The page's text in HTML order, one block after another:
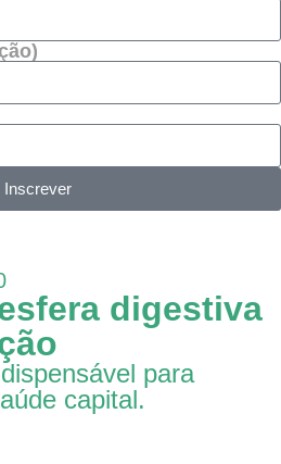
Inscrever
digestiva
para
capital.